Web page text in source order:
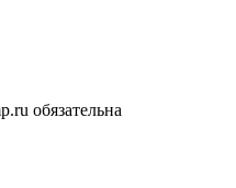
обязательна